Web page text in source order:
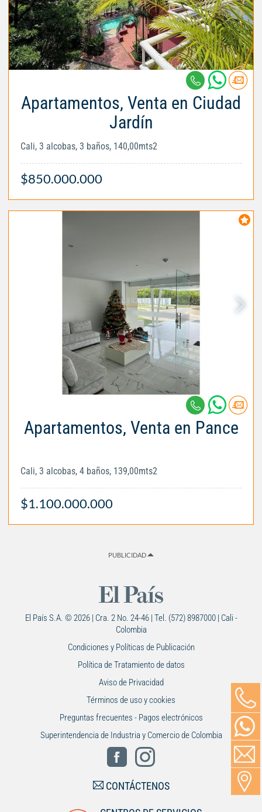
Apartamentos, Venta en Ciudad
Jardín
Cali, 3 alcobas, 3 baños, 140,00mts2
$850.000.000
Apartamentos, Venta en Pance
Cali, 3 alcobas, 4 baños, 139,00mts2
$1.100.000.000
PUBLICIDAD
El País S.A. © 2026 | Cra. 2 No. 24-46 | Tel. (572) 8987000 | Cali -
Colombia
Condiciones y Políticas de Publicación
Política de Tratamiento de datos
Aviso de Privacidad
Términos de uso y cookies
Preguntas frecuentes - Pagos electrónicos
Superintendencia de Industria y Comercio de Colombia
CONTÁCTENOS